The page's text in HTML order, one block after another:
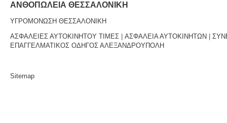
ΑΝΘΟΠΩΛΕΙΑ ΘΕΣΣΑΛΟΝΙΚΗ
ΥΓΡΟΜΟΝΩΣΗ ΘΕΣΣΑΛΟΝΙΚΗ
ΑΣΦΑΛΕΙΕΣ ΑΥΤΟΚΙΝΗΤΟΥ ΤΙΜΕΣ
ΑΣΦΑΛΕΙΑ ΑΥΤΟΚΙΝΗΤΩΝ
ΕΠΑΓΓΕΛΜΑΤΙΚΟΣ ΟΔΗΓΟΣ ΑΛΕΞΑΝΔΡΟΥΠΟΛΗ
Sitemap